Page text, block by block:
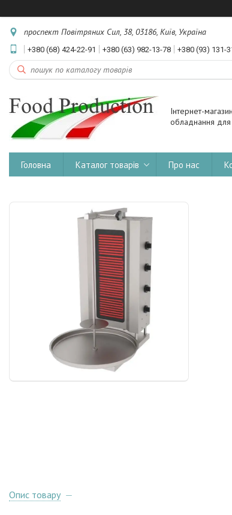
проспект Повітряних Сил, 38, 03186, Київ, Україна
+380 (68) 424-22-91 +380 (63) 982-13-78 +380 (93) 131-
Інтернет-
обладнання для
Головна Каталог товарів Про нас
Опис товару